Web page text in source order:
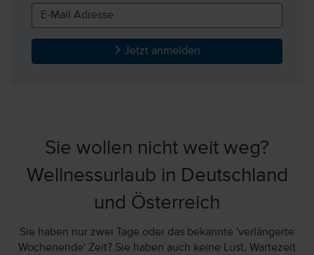
Jetzt anmelden
Sie wollen nicht weit weg?
Wellnessurlaub in Deutschland
und Österreich
Sie haben nur zwei Tage oder das bekannte 'verlängerte
Wochenende' Zeit? Sie haben auch keine Lust, Wartezeit